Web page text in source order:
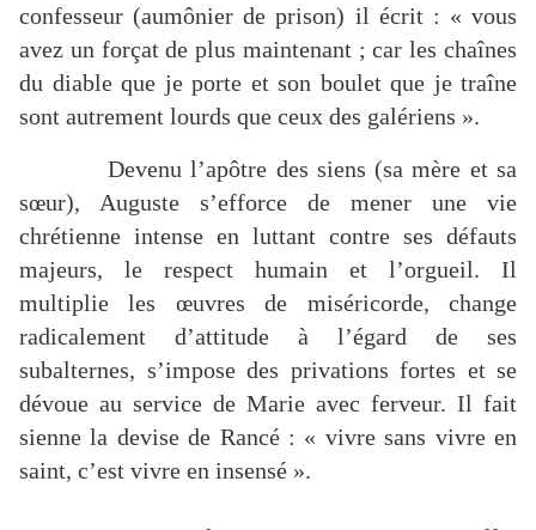
confesseur (aumônier de prison) il écrit : « vous
avez un forçat de plus maintenant ; car les chaînes
du diable que je porte et son boulet que je traîne
sont autrement lourds que ceux des galériens ».
Devenu l’apôtre des siens (sa mère et sa
sœur), Auguste s’efforce de mener une vie
chrétienne intense en luttant contre ses défauts
majeurs, le respect humain et l’orgueil. Il
multiplie les œuvres de miséricorde, change
radicalement d’attitude à l’égard de ses
subalternes, s’impose des privations fortes et se
dévoue au service de Marie avec ferveur. Il fait
sienne la devise de Rancé : « vivre sans vivre en
saint, c’est vivre en insensé ».